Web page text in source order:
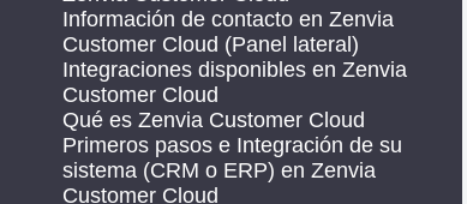
Información de contacto en Zenvia
Customer Cloud (Panel lateral)
Integraciones disponibles en Zenvia
Customer Cloud
Qué es Zenvia Customer Cloud
Primeros pasos e Integración de su
sistema (CRM o ERP) en Zenvia
Customer Cloud